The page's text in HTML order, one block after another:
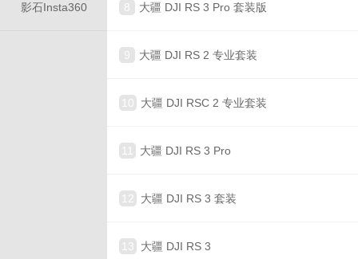
影石Insta360 8 大疆 DJI RS 3 Pro 套装版
9 大疆 DJI RS 2 专业套装
10 大疆 DJI RSC 2 专业套装
大疆 DJI RS 3 Pro
12 大疆 DJI RS 3 套装
13 大疆 DJI RS 3